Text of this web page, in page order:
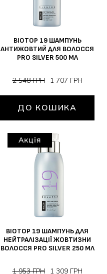
BIOTOP 19 ШАМПУНЬ
АНТИЖОВТИЙ ДЛЯ ВОЛОССЯ
PRO SILVER 500 МЛ
2 548 ГРН 1 707 ГРН
ДО КОШИКА
Акція
BIOTOP 19 ШАМПУНЬ ДЛЯ
НЕЙТРАЛІЗАЦІЇ ЖОВТИЗНИ
ВОЛОССЯ PRO SILVER 250 МЛ
1 953 ГРН 1 309 ГРН